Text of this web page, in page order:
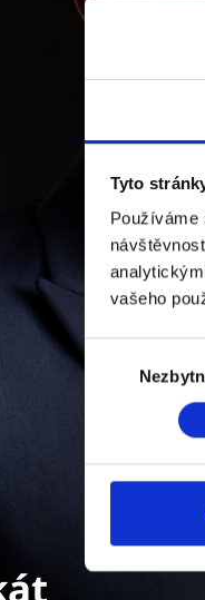
Tyto
Používáme
vašeho
Consent
Selection